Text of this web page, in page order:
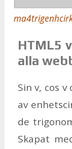
HTM­L5
alla
Sin v, cos
av
de
Ska­pat